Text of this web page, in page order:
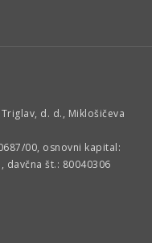
d. d., Miklošičeva
00, osnovni kapital:
davčna št.: 80040306